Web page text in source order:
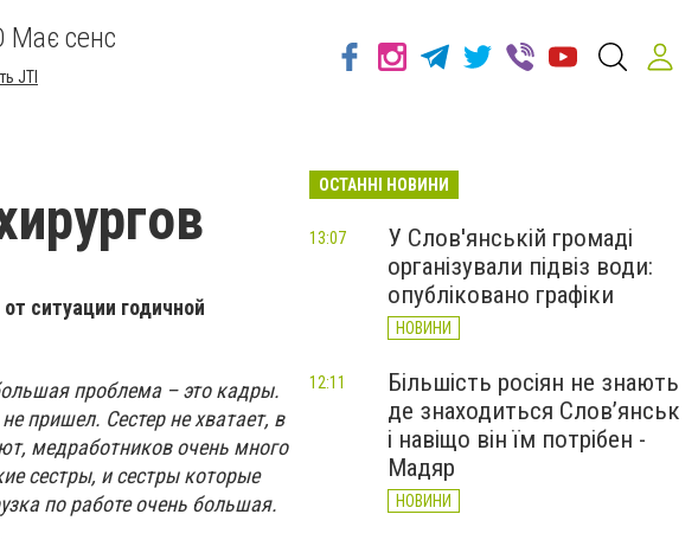
Має сенс
JTI
ситуации годичной
проблема – это кадры.
пришел. Сестер не хватает, в
медработников очень много
сестры, и сестры которые
по работе очень большая.
ОСТАННІ НОВИНИ
У Слов'янській громаді
організували підвіз води:
опубліковано графіки
НОВИНИ
13:07
Більшість росіян не знають
де знаходиться Слов’янськ
і навіщо він їм потрібен -
Мадяр
НОВИНИ
12:11